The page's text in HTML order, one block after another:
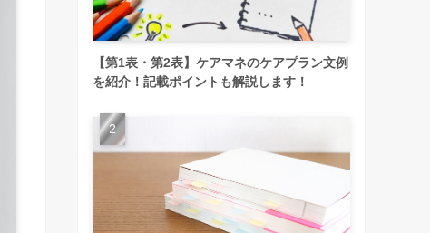
【第1表・第2表】ケアマネのケアプラン文例
を紹介！記載ポイントも解説します！